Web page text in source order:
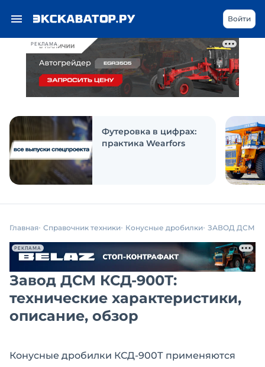
РЕКЛАМА
Войти
Футеровка в цифрах:
практика Wearfors
Главная Справочник техники Конусные дробилки ЗАВОД ДСМ
РЕКЛАМА
Завод ДСМ КСД-900Т:
технические характеристики,
описание, обзор
Конусные дробилки КСД-900Т применяются